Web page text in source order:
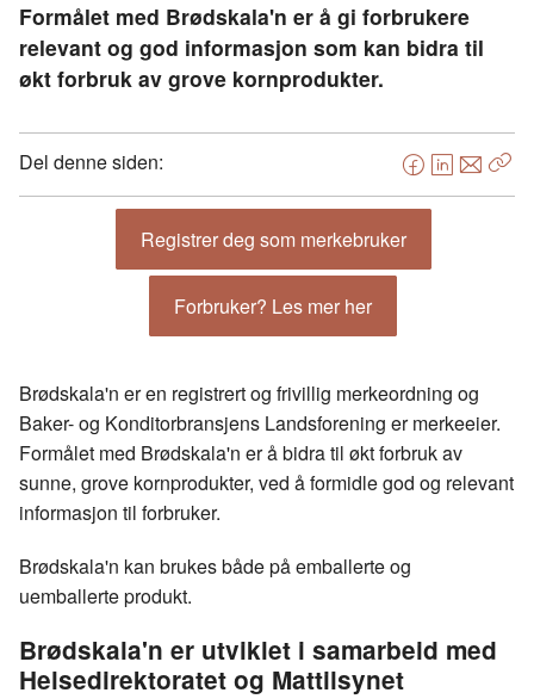
Formålet med Brødskala'n er å gi forbrukere
relevant og god informasjon som kan bidra til
økt forbruk av grove kornprodukter.
Del denne siden:
F
a
c
L
i
k
E
-
Registrer deg som merkebruker
Forbruker? Les mer her
Brødskala'n er en registrert og frivillig merkeordning og
Baker- og Konditorbransjens Landsforening er merkeeier.
Formålet med Brødskala'n er å bidra til økt forbruk av
sunne, grove kornprodukter, ved å formidle god og relevant
informasjon til forbruker.
Brødskala'n kan brukes både på emballerte og
uemballerte produkt.
Brødskala'n er utviklet i samarbeid med
Helsedirektoratet og Mattilsynet